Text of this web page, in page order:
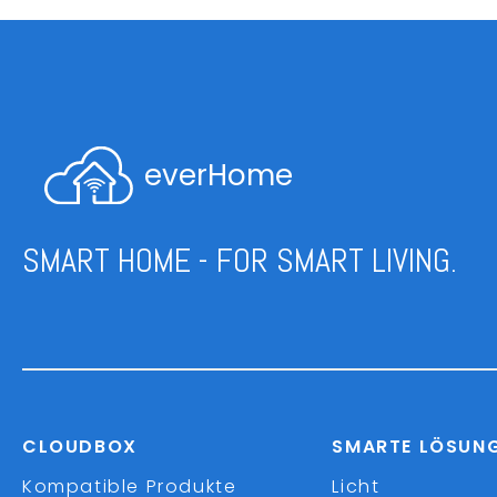
everHome
SMART HOME - FOR SMART LIVING.
CLOUDBOX
Kompatible Produkte
SMARTE
Licht